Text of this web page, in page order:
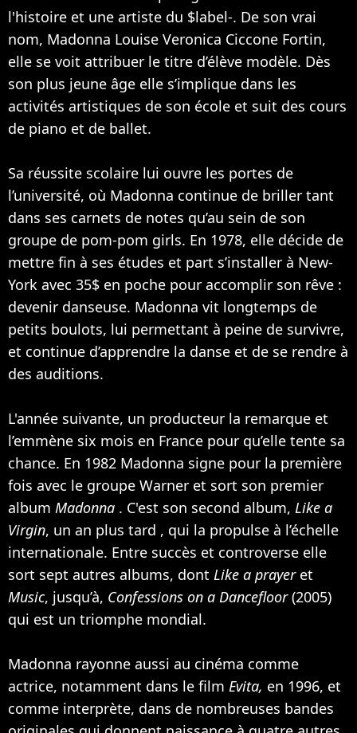
l'histoire et une artiste du $label-. De son vrai
nom, Madonna Louise Veronica Ciccone Fortin,
elle se voit attribuer le titre d’élève modèle. Dès
son plus jeune âge elle s’implique dans les
activités artistiques de son école et suit des cours
de piano et de ballet.
Sa réussite scolaire lui ouvre les portes de
l’université, où Madonna continue de briller tant
dans ses carnets de notes qu’au sein de son
groupe de pom-pom girls. En 1978, elle décide de
mettre fin à ses études et part s’installer à New-
York avec 35$ en poche pour accomplir son rêve :
devenir danseuse. Madonna vit longtemps de
petits boulots, lui permettant à peine de survivre,
et continue d’apprendre la danse et de se rendre à
des auditions.
L'année suivante, un producteur la remarque et
l’emmène six mois en France pour qu’elle tente sa
chance. En 1982 Madonna signe pour la première
fois avec le groupe Warner et sort son premier
album Madonna . C'est son second album, Like a
Virgin, un an plus tard , qui la propulse à l’échelle
internationale. Entre succès et controverse elle
sort sept autres albums, dont Like a prayer et
Music, jusqu’à, Confessions on a Dancefloor(2005)
qui est un triomphe mondial.
Madonna rayonne aussi au cinéma comme
actrice, notamment dans le film Evita, en 1996, et
comme interprète, dans de nombreuses bandes